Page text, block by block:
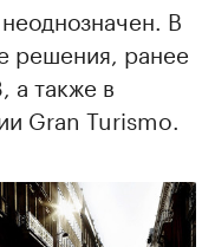
В
решения, ранее
а также в
Gran Turismo.